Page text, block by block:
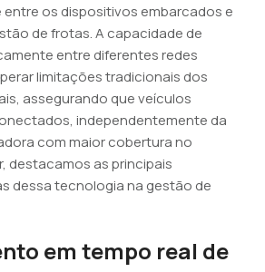
os dispositivos embarcados e
de frotas. A capacidade de
entre diferentes redes
limitações tradicionais dos
assegurando que veículos
independentemente da
com maior cobertura no
destacamos as principais
dessa tecnologia na gestão de
em tempo real de